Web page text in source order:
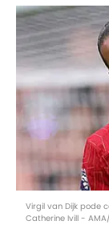
Virgil van Dijk pode
Catherine Ivill -